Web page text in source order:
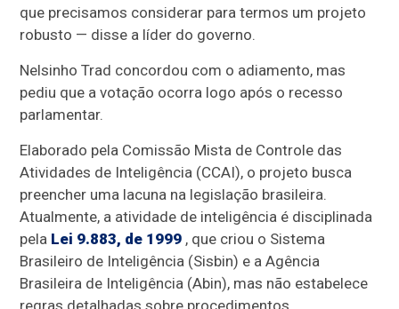
que precisamos considerar para termos um projeto
robusto — disse a líder do governo.
Nelsinho Trad concordou com o adiamento, mas
pediu que a votação ocorra logo após o recesso
parlamentar.
Elaborado pela Comissão Mista de Controle das
Atividades de Inteligência (CCAI), o projeto busca
preencher uma lacuna na legislação brasileira.
Atualmente, a atividade de inteligência é disciplinada
pela Lei 9.883, de 1999 , que criou o Sistema
Brasileiro de Inteligência (Sisbin) e a Agência
Brasileira de Inteligência (Abin), mas não estabelece
regras detalhadas sobre procedimentos